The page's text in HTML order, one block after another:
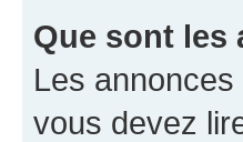
Que sont les
Les
vous devez